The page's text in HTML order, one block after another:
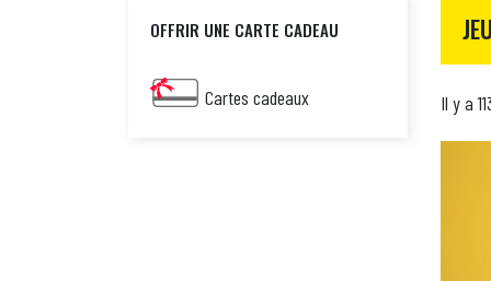
OFFRIR UNE CARTE CADEAU
Cartes cadeaux Il y a